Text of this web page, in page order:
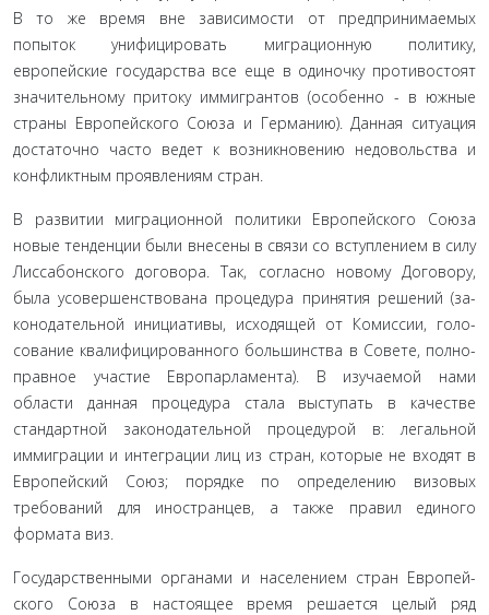
В то же время вне зависимости от предпринимаемых
попыток унифи­цировать миграционную политику,
европейские государства все еще в одиночку противостоят
значительному притоку им­мигрантов (особенно - в южные
страны Европейского Союза и Германию). Данная ситуация
достаточно часто ведет к возник­новению недовольства и
конфликтным проявлениям стран.
В развитии миграционной политики Европейского Со­юза
новые тенденции были внесены в связи со вступлением в силу
Лиссабонского договора. Так, согласно новому Договору,
была усовершенствована процедура принятия решений (за­
конодательной инициативы, исходящей от Комиссии, голо­
сование квалифицированного большинства в Совете, полно­
правное участие Европарламента). В изучаемой нами
области данная процедура стала выступать в качестве
стандартной за­конодательной процедурой в: легальной
иммиграции и инте­грации лиц из стран, которые не входят в
Европейский Союз; порядке по определению визовых
требований для иностран­цев, а также правил единого
формата виз.
Государственными органами и населением стран Европей­
ского Союза в настоящее время решается целый ряд